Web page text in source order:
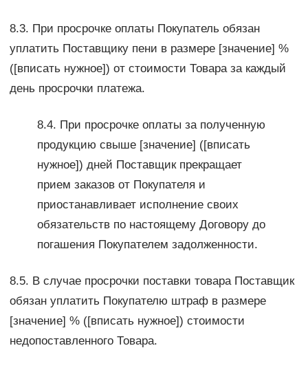
8.3. При просрочке оплаты Покупатель обязан
уплатить Поставщику пени в размере [значение] %
([вписать нужное]) от стоимости Товара за каждый
день просрочки платежа.
8.4. При просрочке оплаты за полученную
продукцию свыше [значение] ([вписать
нужное]) дней Поставщик прекращает
прием заказов от Покупателя и
приостанавливает исполнение своих
обязательств по настоящему Договору до
погашения Покупателем задолженности.
8.5. В случае просрочки поставки товара Поставщик
обязан уплатить Покупателю штраф в размере
[значение] % ([вписать нужное]) стоимости
недопоставленного Товара.